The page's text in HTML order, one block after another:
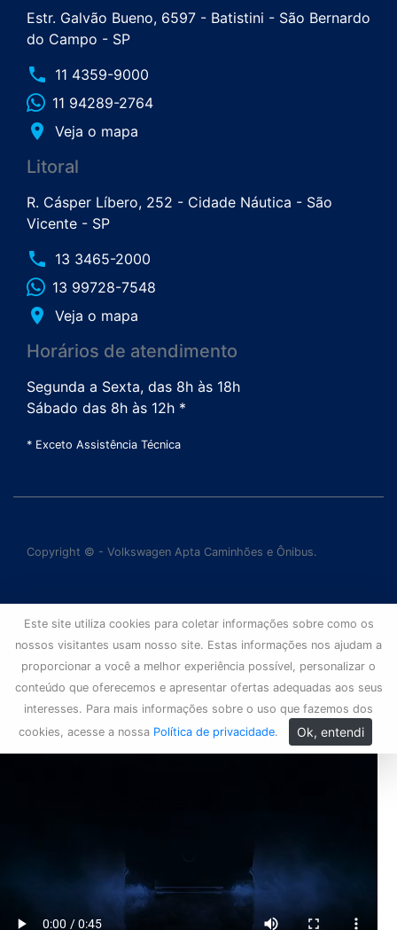
Estr. Galvão Bueno, 6597 - Batistini - São Bernardo
do Campo - SP
phone 11 4359-9000
11 94289-2764
place Veja o mapa
Litoral
R. Cásper Líbero, 252 - Cidade Náutica - São
Vicente - SP
phone 13 3465-2000
13 99728-7548
place Veja o mapa
Horários de atendimento
Segunda a Sexta, das 8h às 18h
Sábado das 8h às 12h *
* Exceto Assistência Técnica
Copyright © - Volkswagen Apta Caminhões e Ônibus.
Este site utiliza cookies para coletar informações sobre como os
nossos visitantes usam nosso site. Estas informações nos ajudam a
proporcionar a você a melhor experiência possível, personalizar o
conteúdo que oferecemos e apresentar ofertas adequadas aos seus
interesses. Para mais informações sobre o uso que fazemos dos
cookies, acesse a nossa Política de privacidade. Ok, entendi